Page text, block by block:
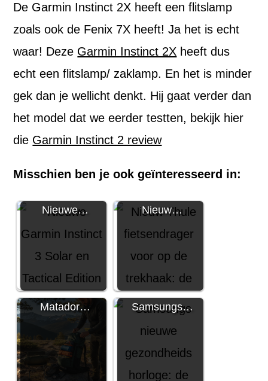
De Garmin Instinct 2X heeft een flitslamp
zoals ook de Fenix 7X heeft! Ja het is echt
waar! Deze Garmin Instinct 2X heeft dus
echt een flitslamp/ zaklamp. En het is minder
gek dan je wellicht denkt. Hij gaat verder dan
het model dat we eerder testten, bekijk hier
die Garmin Instinct 2 review
Misschien ben je ook geïnteresseerd in:
Nieuwe… Nieuw…
Matador… Samsungs…